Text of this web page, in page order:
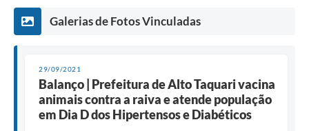
Galerias de Fotos Vinculadas
29/09/2021
Balanço | Prefeitura de Alto Taquari vacina
animais contra a raiva e atende população
em Dia D dos Hipertensos e Diabéticos